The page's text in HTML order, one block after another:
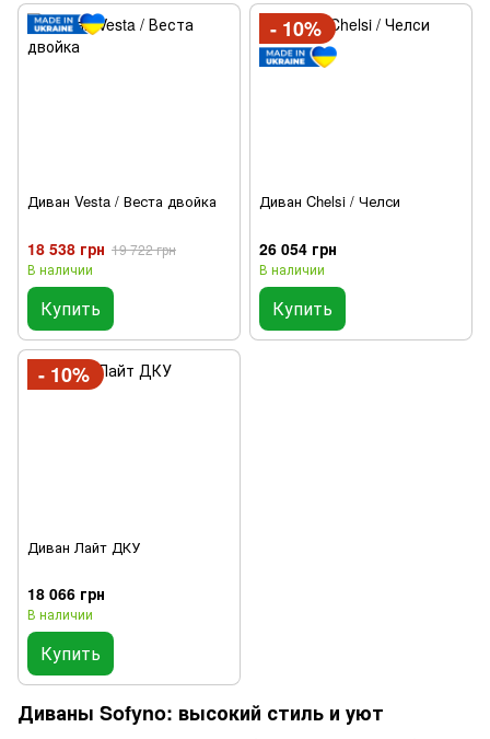
Диван Vesta / Веста двойка
18 538 грн 19 722 грн
В наличии
Купить
- 10%
Диван Chelsi / Челси
26 054 грн
В наличии
Купить
- 10%
Диван Лайт ДКУ
18 066 грн
В наличии
Купить
Диваны Sofyno: высокий стиль и уют